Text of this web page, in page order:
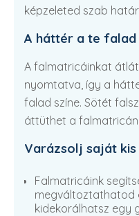
képzeleted szab
A háttér a te falad
A falmatricáinkat
nyomtatva, így a
falad színe. Sötét
áttüthet a falmatricán.
Varázsolj saját
Falmatricáink
megváltoztathatod
kidekorálhatsz egy